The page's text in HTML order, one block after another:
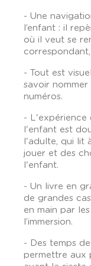
- Une
l’enfant : il
où il veut se
- Tout est
savoir nommer
numéros.
- L'expérience
l'enfant est
l'adulte, qui lit
jouer et des
l'enfant.
- Un livre en
de grandes
en main par
l’immersion.
- Des temps
permettre aux